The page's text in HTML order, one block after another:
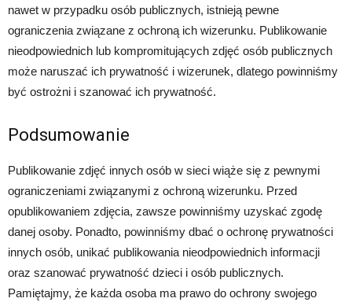
nawet w przypadku osób publicznych, istnieją pewne
ograniczenia związane z ochroną ich wizerunku. Publikowanie
nieodpowiednich lub kompromitujących zdjęć osób publicznych
może naruszać ich prywatność i wizerunek, dlatego powinniśmy
być ostrożni i szanować ich prywatność.
Podsumowanie
Publikowanie zdjęć innych osób w sieci wiąże się z pewnymi
ograniczeniami związanymi z ochroną wizerunku. Przed
opublikowaniem zdjęcia, zawsze powinniśmy uzyskać zgodę
danej osoby. Ponadto, powinniśmy dbać o ochronę prywatności
innych osób, unikać publikowania nieodpowiednich informacji
oraz szanować prywatność dzieci i osób publicznych.
Pamiętajmy, że każda osoba ma prawo do ochrony swojego